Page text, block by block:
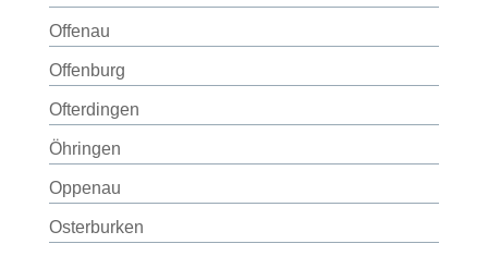
Offenau
Offenburg
Ofterdingen
Öhringen
Oppenau
Osterburken